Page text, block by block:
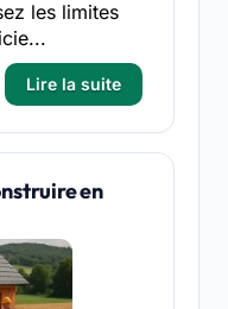
les limites
Lire la suite
en